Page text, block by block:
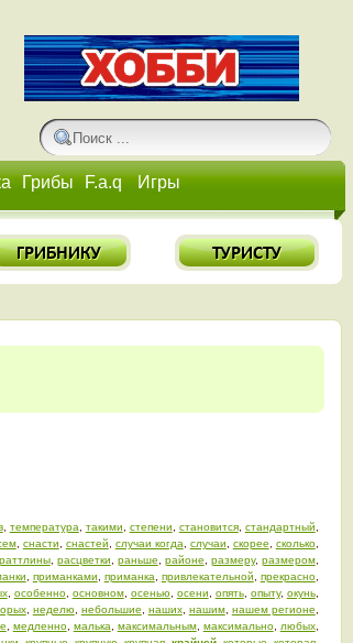
Грибы F.a.q Игры
, температура такими степени становится, стандартный
, снасти снастей случаи когда случаи скорее сколько,
раттлины, расцветки раньше районе размеру, размером,
приманками приманка привлекательной прекрасно,
, особенно, основном, осенью осени опять, опыту, окунь,
, неделю небольшие наших, нашим, нашем регионе
медленно, малька максимальным, максимально, любых,